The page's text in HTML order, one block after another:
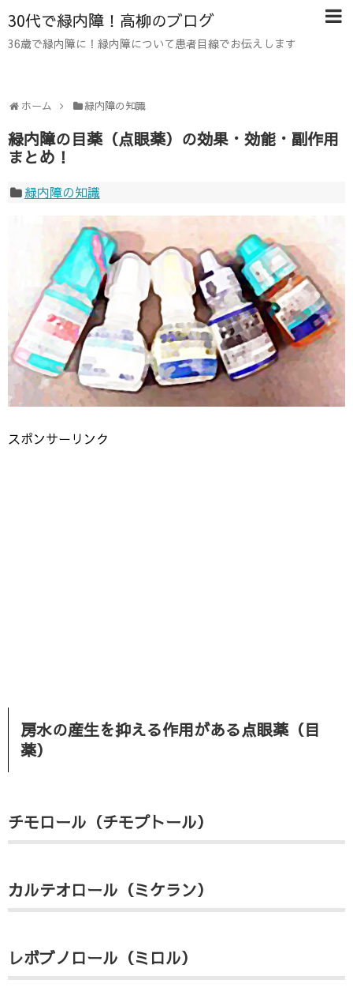
30代で緑内障！高柳のブログ
36歳で緑内障に！緑内障について患者目線でお伝えします
ホーム 緑内障の知識
緑内障の目薬（点眼薬）の効果・効能・副作用
まとめ！
緑内障の知識
スポンサーリンク
房水の産生を抑える作用がある点眼薬（目
薬）
チモロール（チモプトール）
カルテオロール（ミケラン）
レボブノロール（ミロル）